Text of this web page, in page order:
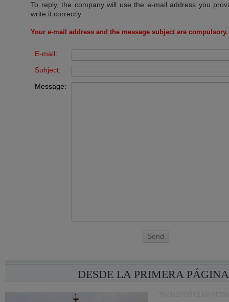
To reply, the company will use the e-mail address you
write it correctly.
Your e-mail address and the message subject are compulsory.
E-mail:
Subject:
Message:
Send
DESDE LA PRIMERA PÁGINA